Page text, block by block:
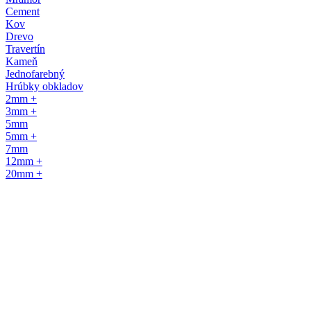
Cement
Kov
Drevo
Travertín
Kameň
Jednofarebný
Hrúbky obkladov
2mm +
3mm +
5mm
5mm +
7mm
12mm +
20mm +